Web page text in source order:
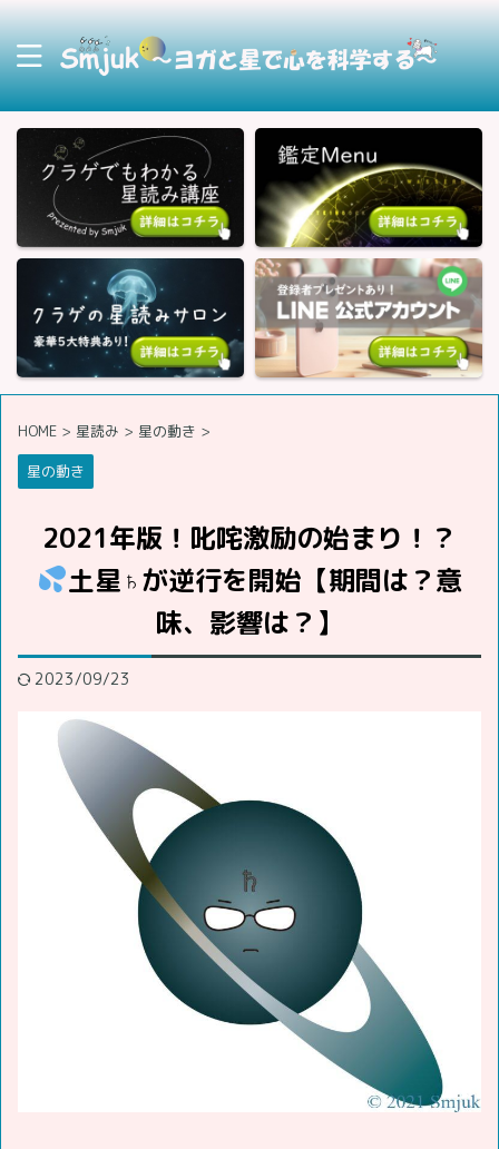
HOME > 星読み > 星の動き >
星の動き
2021年版！叱咤激励の始まり！？
土星♄が逆行を開始【期間は？意
味、影響は？】
2023/09/23